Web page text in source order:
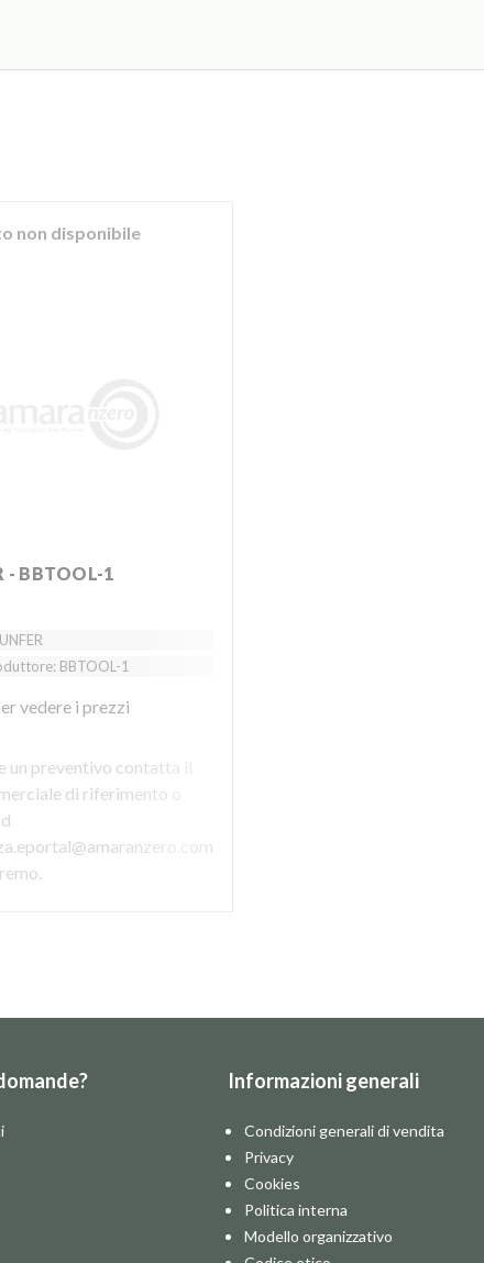
non disponibile
- BBTOOL-1
BBTOOL-1
vedere i prezzi
un preventivo contatta il
di riferimento o
Informazioni generali
Condizioni generali di vendita
Privacy
Cookies
Politica interna
Modello organizzativo